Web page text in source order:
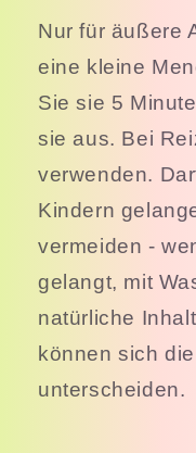
Nur für äußere
eine kleine
Sie sie 5
sie aus. Bei
verwenden.
Kindern
vermeiden -
gelangt, mit
natürliche
können sich
unterscheiden.